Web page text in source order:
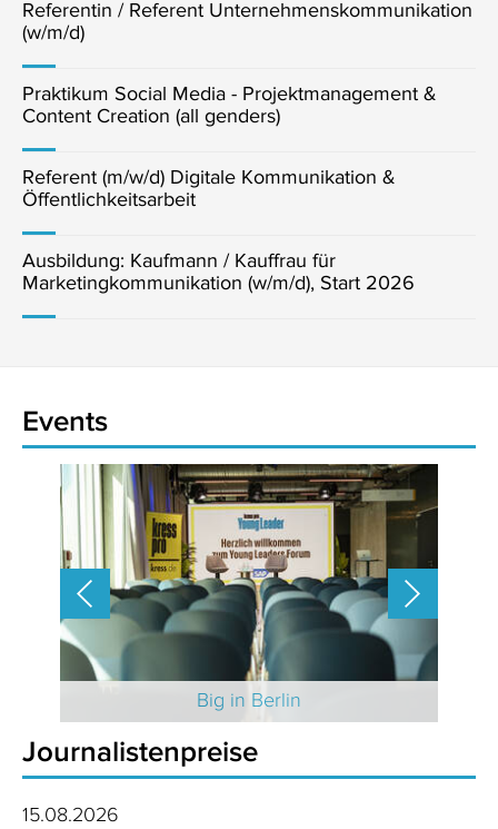
Referentin / Referent Unternehmenskommunikation
(w/m/d)
Praktikum Social Media - Projektmanagement &
Content Creation (all genders)
Referent (m/w/d) Digitale Kommunikation &
Öffentlichkeitsarbeit
Ausbildung: Kaufmann / Kauffrau für
Marketingkommunikation (w/m/d), Start 2026
Events
Big in Berlin
Journalistenpreise
15.08.2026